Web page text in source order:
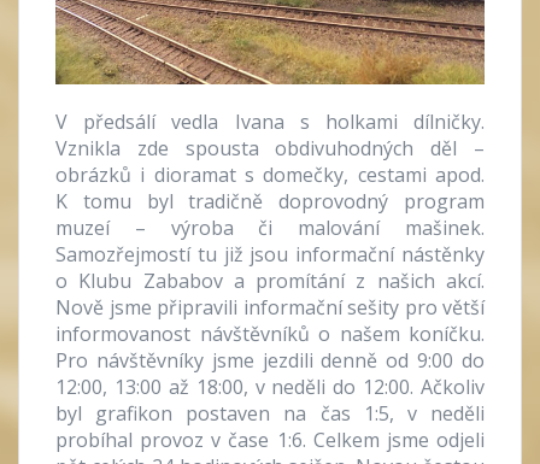
V předsálí vedla Ivana s holkami dílničky.
Vznikla zde spousta obdivuhodných děl –
obrázků i dioramat s domečky, cestami apod.
K tomu byl tradičně doprovodný program
muzeí – výroba či malování mašinek.
Samozřejmostí tu již jsou informační nástěnky
o Klubu Zababov a promítání z našich akcí.
Nově jsme připravili informační sešity pro větší
informovanost návštěvníků o našem koníčku.
Pro návštěvníky jsme jezdili denně od 9:00 do
12:00, 13:00 až 18:00, v neděli do 12:00. Ačkoliv
byl grafikon postaven na čas 1:5, v neděli
probíhal provoz v čase 1:6. Celkem jsme odjeli